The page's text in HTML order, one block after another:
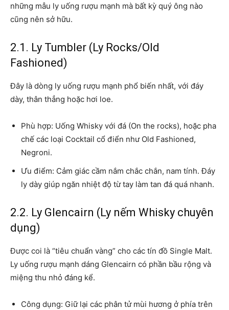
những mẫu ly uống rượu mạnh mà bất kỳ quý ông nào
cũng nên sở hữu.
2.1. Ly Tumbler (Ly Rocks/Old
Fashioned)
Đây là dòng ly uống rượu mạnh phổ biến nhất, với đáy
dày, thân thẳng hoặc hơi loe.
Phù hợp: Uống Whisky với đá (On the rocks), hoặc pha
chế các loại Cocktail cổ điển như Old Fashioned,
Negroni.
Ưu điểm: Cảm giác cầm nắm chắc chắn, nam tính. Đáy
ly dày giúp ngăn nhiệt độ từ tay làm tan đá quá nhanh.
2.2. Ly Glencairn (Ly nếm Whisky chuyên
dụng)
Được coi là “tiêu chuẩn vàng” cho các tín đồ Single Malt.
Ly uống rượu mạnh dáng Glencairn có phần bầu rộng và
miệng thu nhỏ đáng kể.
Công dụng: Giữ lại các phân tử mùi hương ở phía trên